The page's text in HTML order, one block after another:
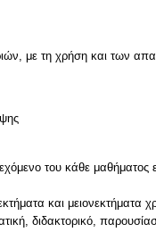
με τη χρήση και των
του κάθε μαθήματος
και
διδακτορικό,